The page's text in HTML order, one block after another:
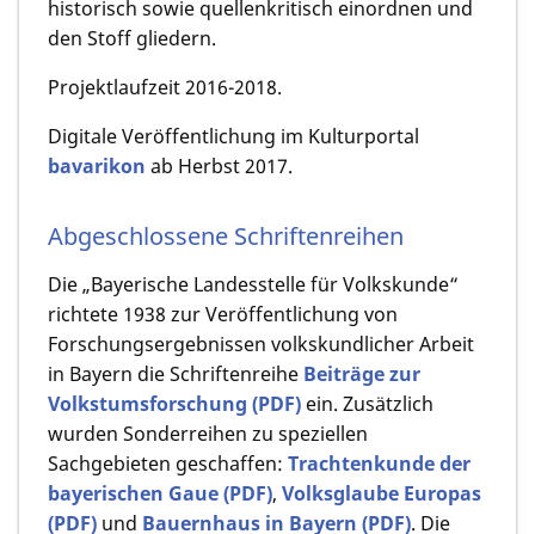
historisch sowie quellenkritisch einordnen und
den Stoff gliedern.
Projektlaufzeit 2016-2018.
Digitale Veröffentlichung im Kulturportal
bavarikon ab Herbst 2017.
Abgeschlossene Schriftenreihen
Die „Bayerische Landesstelle für Volkskunde“
richtete 1938 zur Veröffentlichung von
Forschungsergebnissen volkskundlicher Arbeit
in Bayern die Schriftenreihe Beiträge zur
Volkstumsforschung (PDF) ein. Zusätzlich
wurden Sonderreihen zu speziellen
Sachgebieten geschaffen: Trachtenkunde der
bayerischen Gaue (PDF), Volksglaube Europas
(PDF) und Bauernhaus in Bayern (PDF). Die